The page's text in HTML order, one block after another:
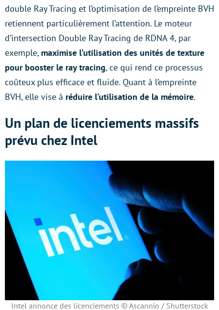
double Ray Tracing et l’optimisation de l’empreinte BVH
retiennent particulièrement l’attention. Le moteur
d’intersection Double Ray Tracing de RDNA 4, par
exemple, maximise l’utilisation des unités de texture
pour booster le ray tracing, ce qui rend ce processus
coûteux plus efficace et fluide. Quant à l’empreinte
BVH, elle vise à réduire l’utilisation de la mémoire.
Un plan de licenciements massifs
prévu chez Intel
Intel annonce des licenciements © Ascannio / Shutterstock